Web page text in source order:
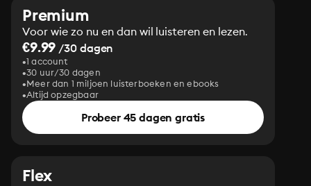
Premium
Voor wie zo nu en dan wil luisteren en lezen.
€9.99 /30 dagen
1 account
30 uur/30 dagen
Meer dan 1 miljoen luisterboeken en ebooks
Altijd opzegbaar
Probeer 45 dagen gratis
Flex